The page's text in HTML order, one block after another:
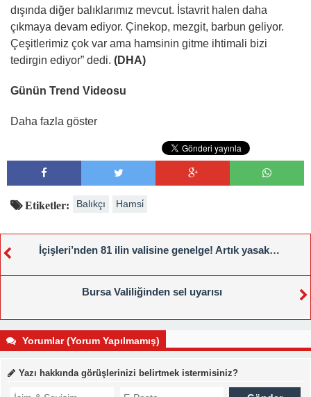
dışında diğer balıklarımız mevcut. İstavrit halen daha
çıkmaya devam ediyor. Çinekop, mezgit, barbun geliyor.
Çeşitlerimiz çok var ama hamsinin gitme ihtimali bizi
tedirgin ediyor” dedi. (DHA)
Günün Trend Videosu
Daha fazla göster
Etiketler: Balıkçı Hamsi̇
İçişleri’nden 81 ilin valisine genelge! Artık yasak…
Bursa Valiliğinden sel uyarısı
Yorumlar (Yorum Yapılmamış)
Yazı hakkında görüşlerinizi belirtmek istermisiniz?